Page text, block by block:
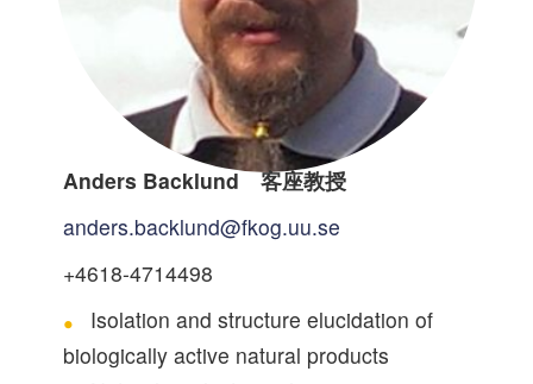
Anders Backlund 客座教授
anders.backlund@fkog.uu.se
+4618-4714498
Isolation and structure elucidation of
biologically active natural products